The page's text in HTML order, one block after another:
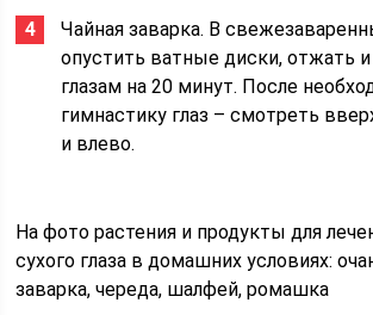
Чайная заварка. В
опустить ватные диски, отжать
глазам на 20 минут. После
гимнастику глаз – смотреть
и влево.
На фото растения и продукты для
сухого глаза в домашних условиях:
заварка, череда, шалфей, ромашка